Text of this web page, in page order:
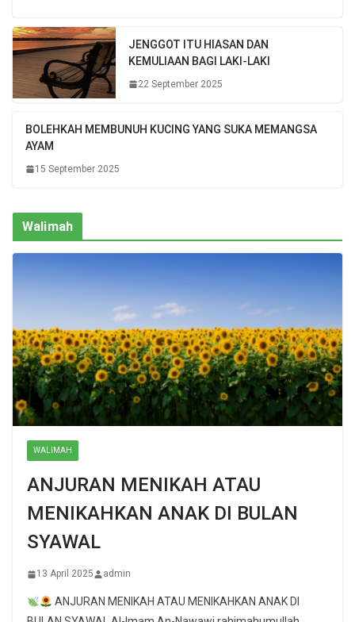
JENGGOT ITU HIASAN DAN
KEMULIAAN BAGI LAKI-LAKI
22 September 2025
BOLEHKAH MEMBUNUH KUCING YANG SUKA MEMANGSA
AYAM
15 September 2025
Walimah
WALIMAH
ANJURAN MENIKAH ATAU
MENIKAHKAN ANAK DI BULAN
SYAWAL
13 April 2025 admin
ANJURAN MENIKAH ATAU MENIKAHKAN ANAK DI